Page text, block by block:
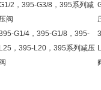
2，395-G3/8，395系列减
压阀
G1/4，395-G1/8，395-
L25，395-L20，395系列减压
阀